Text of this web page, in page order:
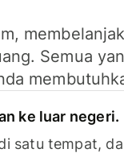
Semua
ke luar negeri.
satu tempat,